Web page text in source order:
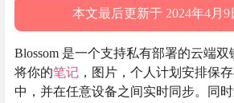
本文最后更新于 2024年4月9
Blossom 是一个支持私有部署的云端双
将你的笔记 ，图片，个人计划安排保
中，并在任意设备之间实时同步。同